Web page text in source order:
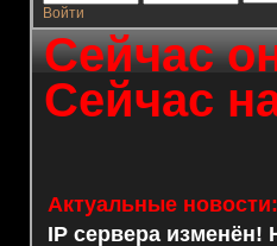
Войти
Сейчас
Сейчас
Актуальные новости:
IP сервера изменён!